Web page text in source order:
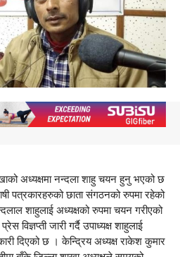
अध्यक्षमा नन्दला शाहु चयन हुनु भएको छ
पत्रकारहरुको छाता संगठनको रुपमा रहेको
शाहुलाई अध्यक्षको रुपमा चयन गरीएको
जारी गर्दै उपाध्यक्ष शाहुलाई
दिएको छ । केन्द्रिय अध्यक्ष राकेश कुमार